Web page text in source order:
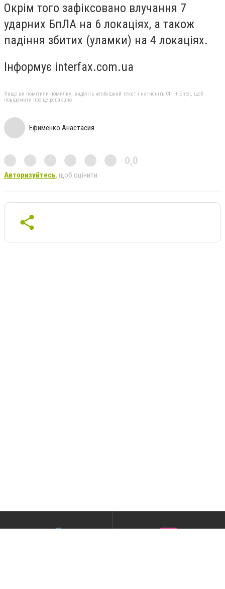
Окрім того зафіксовано влучання 7
ударних БпЛА на 6 локаціях, а також
падіння збитих (уламки) на 4 локаціях.
Інформує interfax.com.ua
Якщо ви помітили помилку, виділіть необхідний текст і натисніть Ctrl + Enter, щоб
повідомити про це редакцію
Ефименко Анастасия
0,0
Авторизуйтесь, щоб оцінити